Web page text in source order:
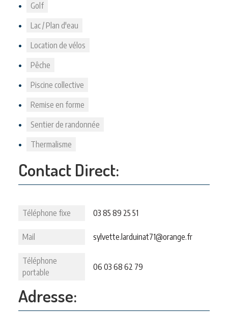
Golf
Lac / Plan d'eau
Location de vélos
Pêche
Piscine collective
Remise en forme
Sentier de randonnée
Thermalisme
Contact Direct:
Téléphone fixe 03 85 89 25 51
Mail sylvette.larduinat71@orange.fr
Téléphone
portable
06 03 68 62 79
Adresse: